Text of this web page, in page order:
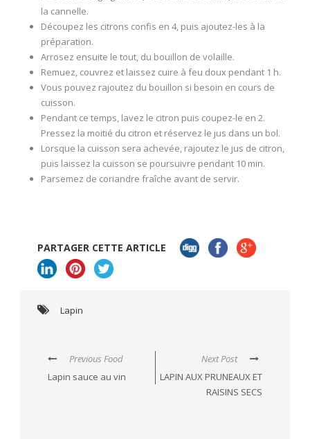
la cannelle.
Découpez les citrons confis en 4, puis ajoutez-les à la
préparation.
Arrosez ensuite le tout, du bouillon de volaille.
Remuez, couvrez et laissez cuire à feu doux pendant 1 h.
Vous pouvez rajoutez du bouillon si besoin en cours de
cuisson.
Pendant ce temps, lavez le citron puis coupez-le en 2.
Pressez la moitié du citron et réservez le jus dans un bol.
Lorsque la cuisson sera achevée, rajoutez le jus de citron,
puis laissez la cuisson se poursuivre pendant 10 min.
Parsemez de coriandre fraîche avant de servir.
PARTAGER CETTE ARTICLE
Lapin
Previous Food
Lapin sauce au vin
Next Post
LAPIN AUX PRUNEAUX ET
RAISINS SECS